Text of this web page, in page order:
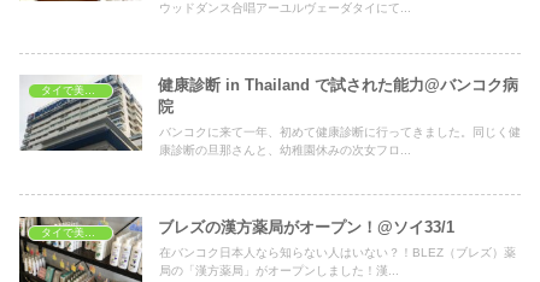
ウッドダンス合唱アーユルヴェーダタイにて...
タイで美容・健康
健康診断 in Thailand で試された能力@バンコク病
院
バンコクに来て一年、初めて健康診断に行ってきました。同じく健
康診断の旦那さんと、幼稚園休みの次女フロ...
タイで美容・健康 ブレズの漢方薬局がオープン！@ソイ33/1
在バンコク日本人なら知らない人はいない？！BLEZ（ブレズ）薬
局の「漢方薬局」がオープンしました！漢...